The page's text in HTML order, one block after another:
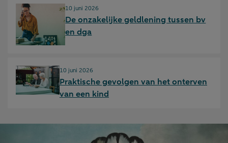
De onzakelijke geldlening tussen bv
en dga
Gepubliceerd op:
10 juni 2026
Praktische gevolgen van het onterven
van een kind
Gepubliceerd op:
10 juni 2026